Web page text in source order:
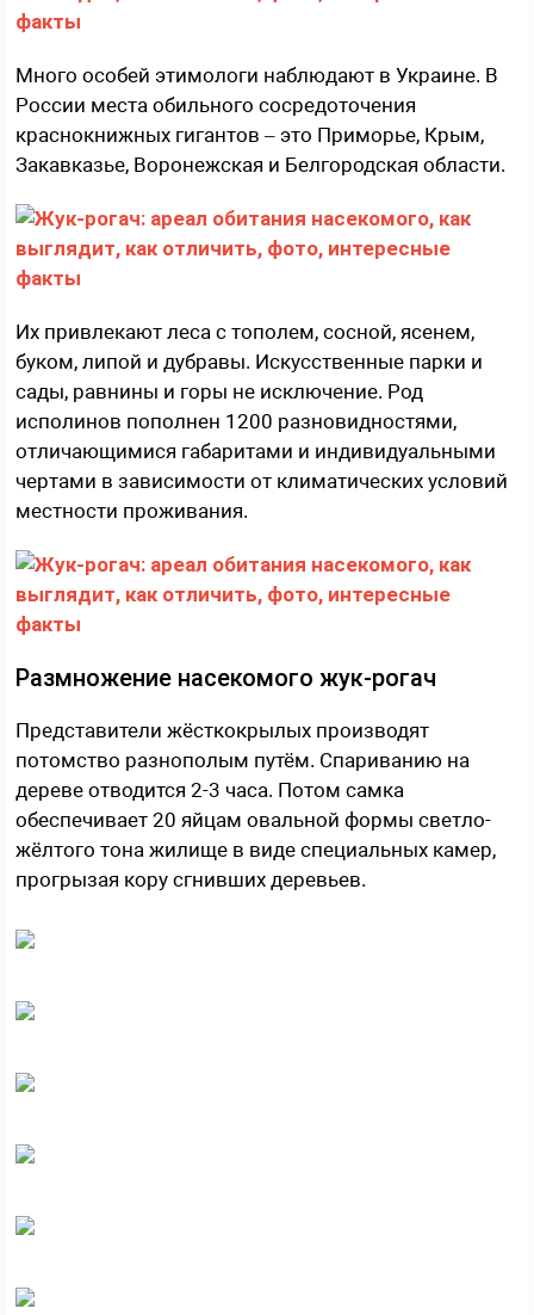
Много особей этимологи наблюдают в Украине. В
России места обильного сосредоточения
краснокнижных гигантов – это Приморье, Крым,
Закавказье, Воронежская и Белгородская области.
Их привлекают леса с тополем, сосной, ясенем,
буком, липой и дубравы. Искусственные парки и
сады, равнины и горы не исключение. Род
исполинов пополнен 1200 разновидностями,
отличающимися габаритами и индивидуальными
чертами в зависимости от климатических условий
местности проживания.
Размножение насекомого жук-рогач
Представители жёсткокрылых производят
потомство разнополым путём. Спариванию на
дереве отводится 2-3 часа. Потом самка
обеспечивает 20 яйцам овальной формы светло-
жёлтого тона жилище в виде специальных камер,
прогрызая кору сгнивших деревьев.